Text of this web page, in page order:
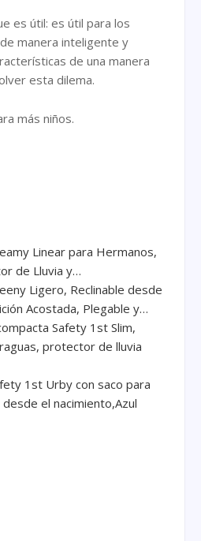
es útil: es útil para los
manera inteligente y
de una manera
esta dilema.
más niños.
Linear para Hermanos,
de Lluvia y…
Ligero, Reclinable desde
Acostada, Plegable y…
Safety 1st Slim,
protector de lluvia
1st Urby con saco para
el nacimiento,Azul